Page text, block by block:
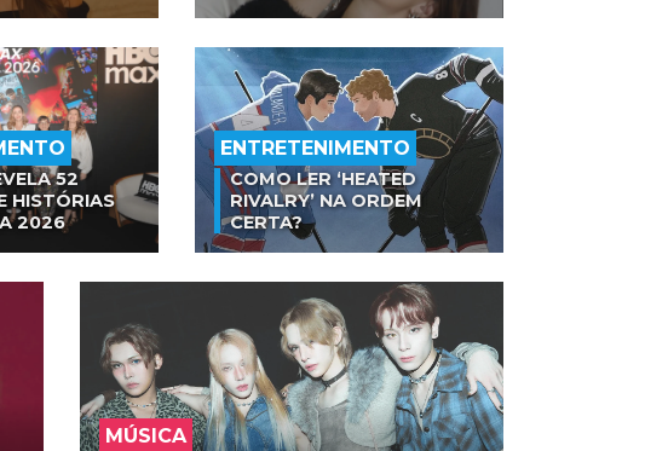
52
HISTÓRIAS
2026
ENTRETENIMENTO
COMO LER ‘HEATED
RIVALRY’ NA ORDEM
CERTA?
MÚSICA